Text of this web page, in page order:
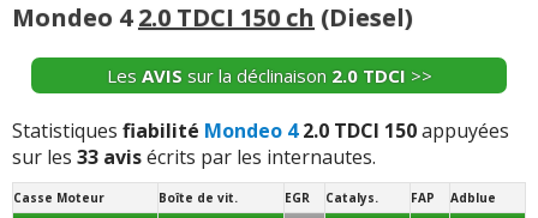
Mondeo 42.0 TDCI 150 ch (Diesel)
Les AVIS sur la déclinaison 2.0 TDCI >>
Statistiques fiabilité Mondeo 42.0 TDCI 150appuyées
sur les 33 avisécrits par les internautes.
Casse Moteur Boîte de vit. EGR Catalys. FAP Adblue